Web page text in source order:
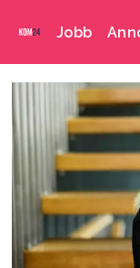
Jobb